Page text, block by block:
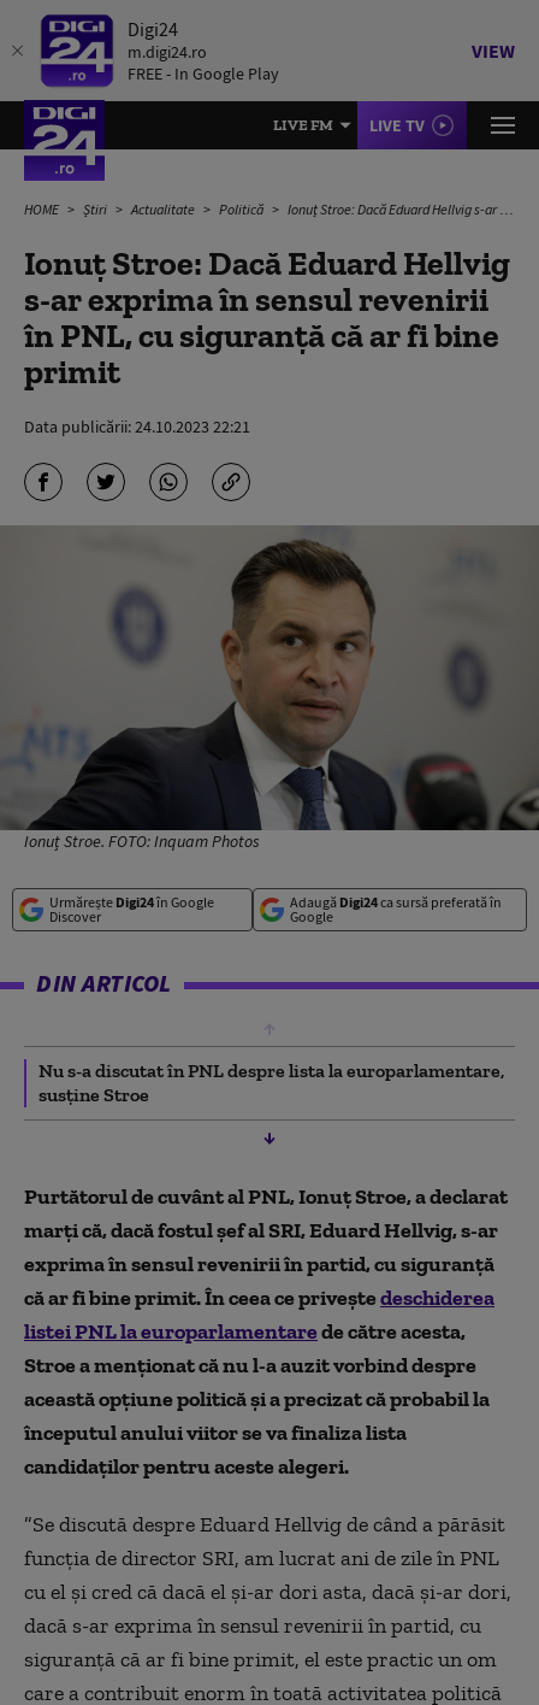
Digi24
m.digi24.ro
FREE - In Google Play
VIEW
LIVE FM LIVE TV
HOME Știri Actualitate Politică Ionuț Stroe: Dacă Eduard Hellvig s-ar exprima în sensul revenirii în PNL, cu siguranţă că ar fi bine primit
Ionuț Stroe: Dacă Eduard Hellvig
s-ar exprima în sensul revenirii
în PNL, cu siguranţă că ar fi bine
primit
Data publicării:24.10.2023 22:21
Ionuț Stroe. FOTO: Inquam Photos
Urmărește Digi24în Google
Discover
Adaugă Digi24ca sursă preferată în
Google
DIN ARTICOL
Nu s-a discutat în PNL despre lista la europarlamentare,
susține Stroe
Purtătorul de cuvânt al PNL, Ionuţ Stroe, a declarat
marţi că, dacă fostul şef al SRI, Eduard Hellvig, s-ar
exprima în sensul revenirii în partid, cu siguranţă
că ar fi bine primit. În ceea ce priveștedeschiderea
listei PNL la europarlamentarede către acesta,
Stroe a menţionat că nu l-a auzit vorbind despre
această opţiune politică şi a precizat că probabil la
începutul anului viitor se va finaliza lista
candidaţilor pentru aceste alegeri.
”Se discută despre Eduard Hellvig de când a părăsit
funcţia de director SRI, am lucrat ani de zile în PNL
cu el şi cred că dacă el şi-ar dori asta, dacă şi-ar dori,
dacă s-ar exprima în sensul revenirii în partid, cu
siguranţă că ar fi bine primit, el este practic un om
care a contribuit enorm în toată activitatea politică